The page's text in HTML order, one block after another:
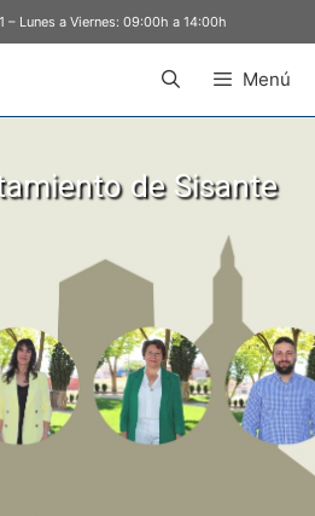
– Lunes a Viernes: 09:00h a 14:00h
Menú
de Sisante